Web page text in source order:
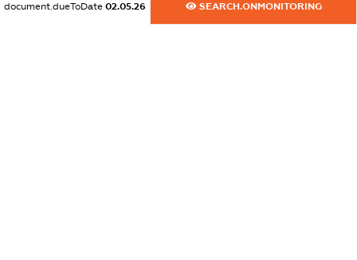
dossier.commercial_info.website
document.dueToDate 02.05.26 SEARCH.ONMONITORING